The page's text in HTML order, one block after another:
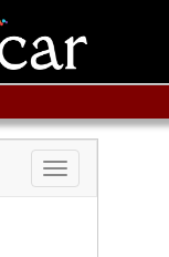
Toggle
navigation